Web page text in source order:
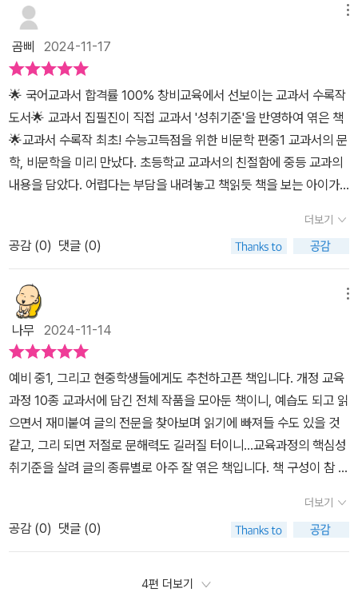
미리 준비 할 수 있다.요즘 국어 과목이 점점 더 어렵다고 하는데 <국
본책으로 다시 읽어보고 싶은 책 📔 추천.프리뷰서평단#국어한권#
문학비문학#창비출판사
곰삐 2024-11-17
🌟 국어교과서 합격률 100% 창비교육에서 선보이는 교과서 수록작
도서🌟 교과서 집필진이 직접 교과서 '성취기준'을 반영하여 엮은 책
🌟교과서 수록작 최초! 수능고득점을 위한 비문학 편중1 교과서의 문
학, 비문학을 미리 만났다. 초등학교 교과서의 친절함에 중등 교과의
내용을 담았다. 어렵다는 부담을 내려놓고 책읽듯 책을 보는 아이가
^^책모임을 할 때, 주로 문학을 읽고 있어서 비문학의 요약편은 내가
더 유심히 읽었다. 인문,사회,과학 작품별로 한 눈에 보기를 통해 요약
하며 읽기를 연습해 볼 수 있겠다. 아이들이 중학교에 입학 전에 이 방
밥으로 비문학 책을 한 권 읽고 토론의 시간을 가져야겠다. 시험을 떠
나 글을 재밌게 잘 읽어 나가는 방법을 알면 좋겠다. 프리뷰 서평단의
기회로 오랜만에 중등교과를 만났다.요즘은 교과서나 문제집도 참 이
쁘게 잘 나온다!^^
더보기
공감 (0) 댓글 (0)
나무 2024-11-14
예비 중1, 그리고 현중학생들에게도 추천하고픈 책입니다. 개정 교육
과정 10종 교과서에 담긴 전체 작품을 모아둔 책이니, 예습도 되고 읽
으면서 재미붙여 글의 전문을 찾아보며 읽기에 빠져들 수도 있을 것
같고, 그리 되면 저절로 문해력도 길러질 터이니...교육과정의 핵심성
취기준을 살려 글의 종류별로 아주 잘 엮은 책입니다. 책 구성이 참 좋
성한 게 돋보입니다.소주제별로 기본적인 구성은 다음과 같습니다.1.
들어가며 - 배울 내용을 쉬운 예시를 들어가며 안내해둔 곳- 본격적
으로 실린 작품을 알기 쉽게 도식화 해둔 것이 장점2. 작품- 말풍선으
로 이 작품을 읽을 때 염두에 두어야 할 학습요소(핵심성취기준)를 짚
더보기
공감 (0) 댓글 (0)
4편 더보기